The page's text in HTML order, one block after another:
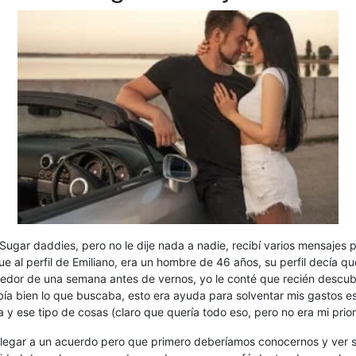
daddies, pero no le dije nada a nadie, recibí varios mensajes
al perfil de Emiliano, era un hombre de 46 años, su perfil decía
de una semana antes de vernos, yo le conté que recién
bien lo que buscaba, esto era ayuda para solventar mis gastos
y ese tipo de cosas (claro que quería todo eso, pero no era mi
a un acuerdo pero que primero deberíamos conocernos y ver